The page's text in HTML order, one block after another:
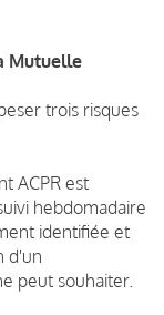
Mutuelle
trois risques
ACPR est
hebdomadaire
identifiée et
d'un
peut souhaiter.